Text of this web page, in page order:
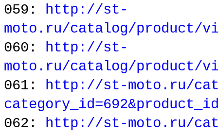
059: http://st-
moto.ru/catalog/product/
060: http://st-
moto.ru/catalog/product/
061: http://st-moto.ru/
062: http://st-moto.ru/